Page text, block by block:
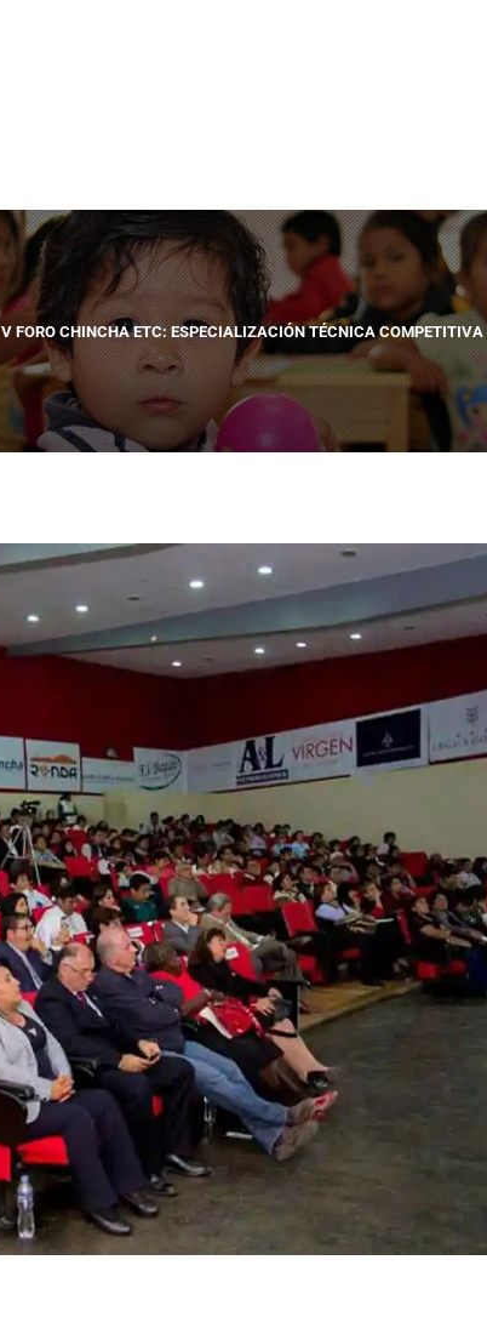
V FORO CHINCHA ETC: ESPECIALIZACIÓN TÉCNICA COMPETITIVA